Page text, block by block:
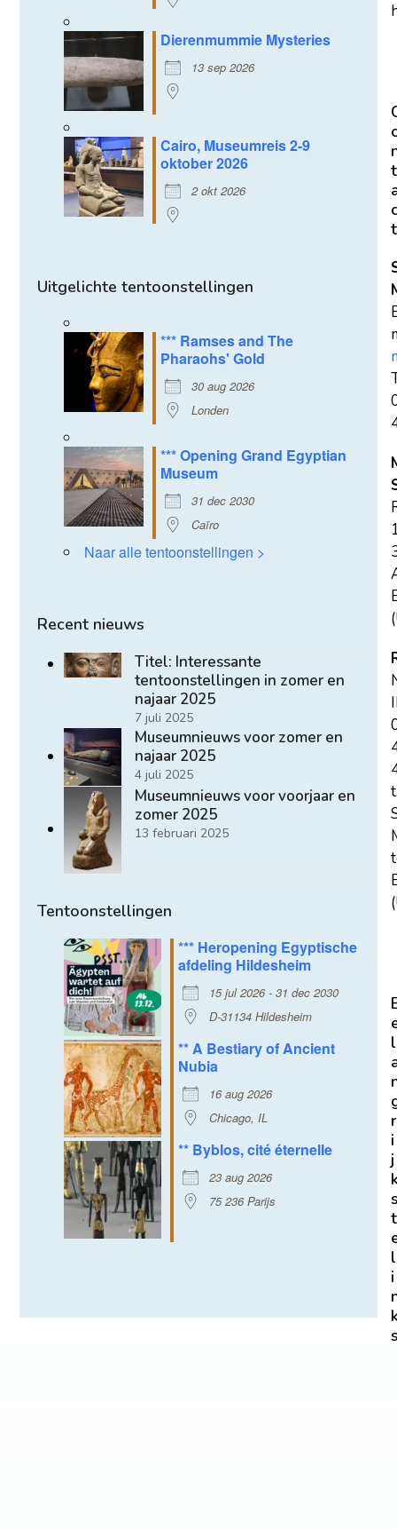
Dierenmummie Mysteries
13 sep 2026
Cairo, Museumreis 2-9
oktober 2026
2 okt 2026
Uitgelichte tentoonstellingen
*** Ramses and The
Pharaohs' Gold
30 aug 2026
Londen
*** Opening Grand Egyptian
Museum
31 dec 2030
Caïro
Naar alle tentoonstellingen >
Recent nieuws
Titel: Interessante
tentoonstellingen in zomer en
najaar 2025
7 juli 2025
Museumnieuws voor zomer en
najaar 2025
4 juli 2025
Museumnieuws voor voorjaar en
zomer 2025
13 februari 2025
Tentoonstellingen
*** Heropening Egyptische
afdeling Hildesheim
15 jul 2026 - 31 dec 2030
D-31134 Hildesheim
** A Bestiary of Ancient
Nubia
16 aug 2026
Chicago, IL
** Byblos, cité éternelle
23 aug 2026
75 236 Parijs
t
t
l
r
i
j
t
l
i